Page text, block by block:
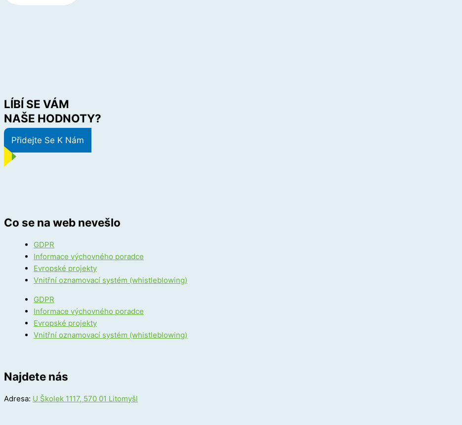
LÍBÍ SE VÁM
NAŠE HODNOTY?
Přidejte Se K Nám
Co se na web nevešlo
GDPR
Informace výchovného poradce
Evropské projekty
Vnitřní oznamovací systém (whistleblowing)
GDPR
Informace výchovného poradce
Evropské projekty
Vnitřní oznamovací systém (whistleblowing)
Najdete nás
Adresa: U Školek 1117, 570 01 Litomyšl